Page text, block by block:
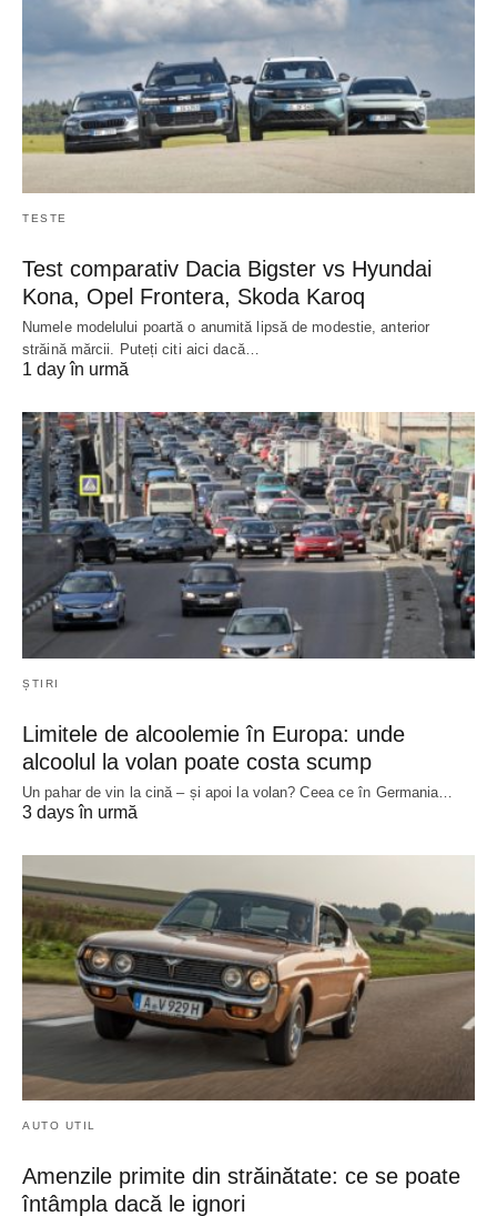
TESTE
Test comparativ Dacia Bigster vs Hyundai
Kona, Opel Frontera, Skoda Karoq
Numele modelului poartă o anumită lipsă de modestie, anterior
străină mărcii. Puteți citi aici dacă…
1 day în urmă
ȘTIRI
Limitele de alcoolemie în Europa: unde
alcoolul la volan poate costa scump
Un pahar de vin la cină – și apoi la volan? Ceea ce în Germania…
3 days în urmă
AUTO UTIL
Amenzile primite din străinătate: ce se poate
întâmpla dacă le ignori